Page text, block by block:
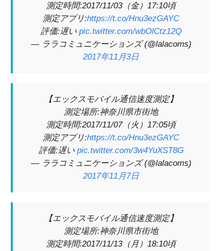
測定時間:2017/11/03（金）17:10頃
測定アプリ:https://t.co/Hnu3ezGAYC
評価:遅い pic.twitter.com/wbOlCtz12Q
— ララコミュニケーションズ (@lalacoms)
2017年11月3日
【エックスモバイル通信速度測定】
測定場所:神奈川県市街地
測定時間:2017/11/07（火）17:05頃
測定アプリ:https://t.co/Hnu3ezGAYC
評価:遅い pic.twitter.com/3w4YuXST8G
— ララコミュニケーションズ (@lalacoms)
2017年11月7日
【エックスモバイル通信速度測定】
測定場所:神奈川県市街地
測定時間:2017/11/13（月）18:10頃